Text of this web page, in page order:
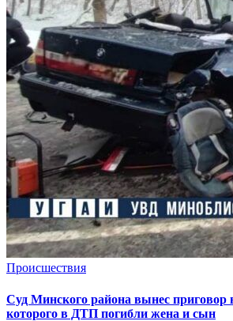
Происшествия
Суд Минского района вынес приговор
которого в ДТП погибли жена и сын